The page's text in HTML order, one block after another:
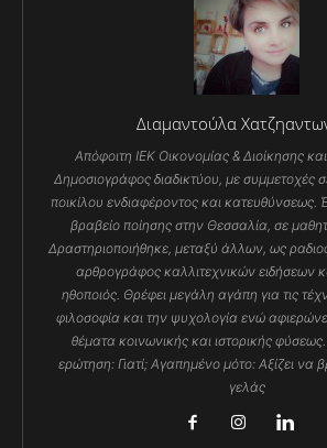
Διαμαντούλα
Απόφοιτη ΙΕΚ Οικονομίας & Διοίκησης
Δημοσιογράφος διαδικτύου, με συμμετοχές
ποικίλου ενδιαφέροντος και κατευθύνσεως.
βραβείο ποίησης στην Θεσσαλία, σε
Δραστηριοποιήθηκε, μεταξύ άλλων, ως
αρθρογράφος καλλιτεχνικών ειδήσεων
ηθοποιός. Θρέφει μεγάλη αγάπη για τις
φιλοσοφία και την ψυχολογία ενώ
θέματα κοινωνικής και ιστορικής
ερώτηση: Γιατί; Αγαπημένο μότο: Αξίζει να
γελάς